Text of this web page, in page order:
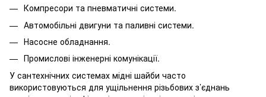
Компресори та пневматичні системи.
Автомобільні двигуни та паливні системи.
Насосне обладнання.
Промислові інженерні комунікації.
У сантехнічних системах мідні шайби часто
використовуються для ущільнення різьбових з’єднань